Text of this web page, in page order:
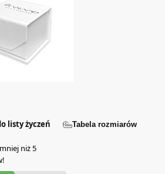
listy życzeń Tabela rozmiarów
niż 5